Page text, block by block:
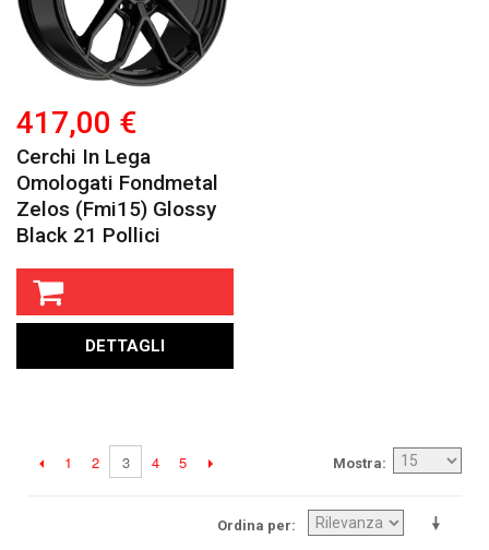
417,00 €
Cerchi In Lega
Omologati Fondmetal
Zelos (fmi15) Glossy
Black 21 Pollici
DETTAGLI
Mostra
1 2 3 4 5
Ordina per